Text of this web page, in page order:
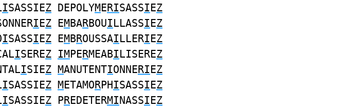
ISASSIEZ DEPOLYMERISASSIEZ
IEZ EMBARBOUILLASSIEZ
ISASSIEZ EMBROUSSAILLERIEZ
ISEREZ IMPERMEABILISEREZ
ISIEZ MANUTENTIONNERIEZ
ISASSIEZ METAMORPHISASSIEZ
ISASSIEZ PREDETERMINASSIEZ